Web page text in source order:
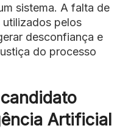
sistema. A falta de
pelos
desconfiança e
do processo
Artificial